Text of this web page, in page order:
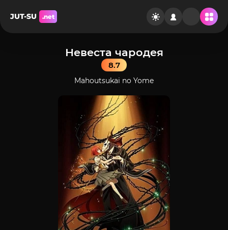
JUT-SU .net
Невеста чародея
8.7
Mahoutsukai no Yome